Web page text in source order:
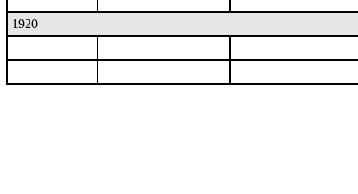
1920